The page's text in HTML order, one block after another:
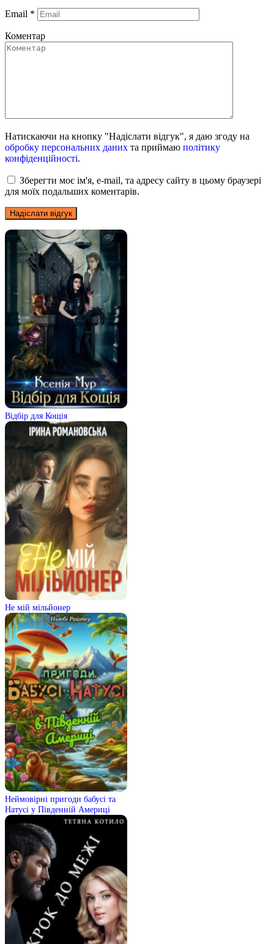
Email *
Коментар
Натискаючи на кнопку "Надіслати відгук", я даю згоду на
обробку персональних даних та приймаю політику
конфіденційності.
Зберегти моє ім'я, e-mail, та адресу сайту в цьому браузері
для моїх подальших коментарів.
Відбір для Кощія
Не мій мільйонер
Неймовірні пригоди бабусі та
Натусі у Південній Америці